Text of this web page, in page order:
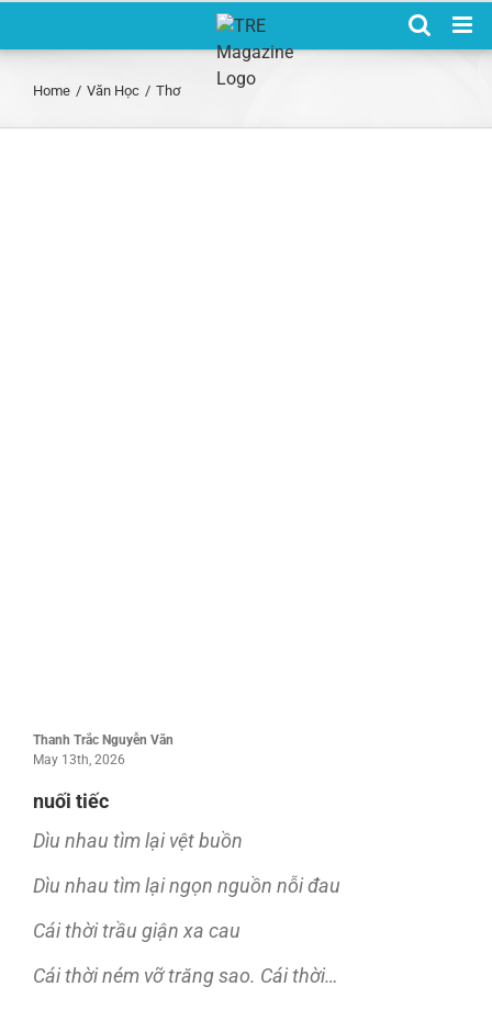
Home / Văn Học / Thơ
Thanh Trắc Nguyễn Văn
May 13th, 2026
nuối tiếc
Dìu nhau tìm lại vệt buồn
Dìu nhau tìm lại ngọn nguồn nỗi đau
Cái thời trầu giận xa cau
Cái thời ném vỡ trăng sao. Cái thời…